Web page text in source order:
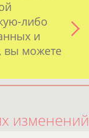
либо
и
вы можете
изменений